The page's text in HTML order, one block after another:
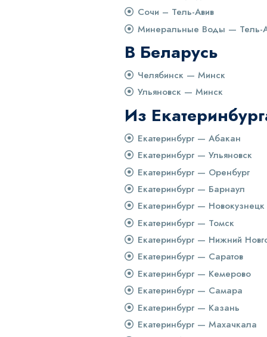
Сочи – Тель-Авив
Минеральные Воды — Тель-
В Беларусь
Челябинск — Минск
Ульяновск — Минск
Из
Екатеринбург — Абакан
Екатеринбург — Ульяновск
Екатеринбург — Оренбург
Екатеринбург — Барнаул
Екатеринбург — Новокузнецк
Екатеринбург — Томск
Екатеринбург — Нижний
Екатеринбург — Саратов
Екатеринбург — Кемерово
Екатеринбург — Самара
Екатеринбург — Казань
Екатеринбург — Махачкала